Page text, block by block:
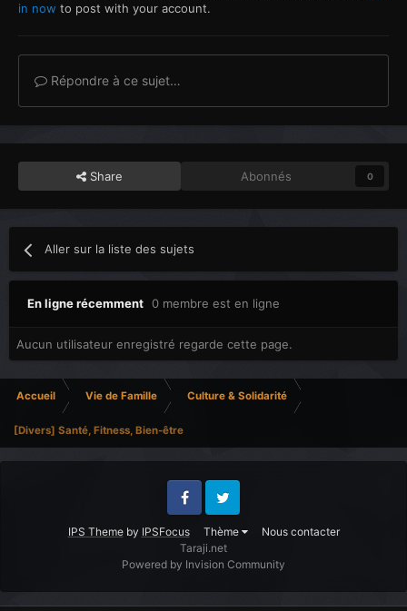
in now to post with your account.
Répondre à ce sujet…
Share Abonnés 0
Aller sur la liste des sujets
En ligne récemment 0 membre est en ligne
Aucun utilisateur enregistré regarde cette page.
Accueil Vie de Famille Culture & Solidarité
[Divers] Santé, Fitness, Bien-être
IPS Themeby IPSFocus Thème Nous contacter
FacebookTwitter
Taraji.net
Powered by Invision Community